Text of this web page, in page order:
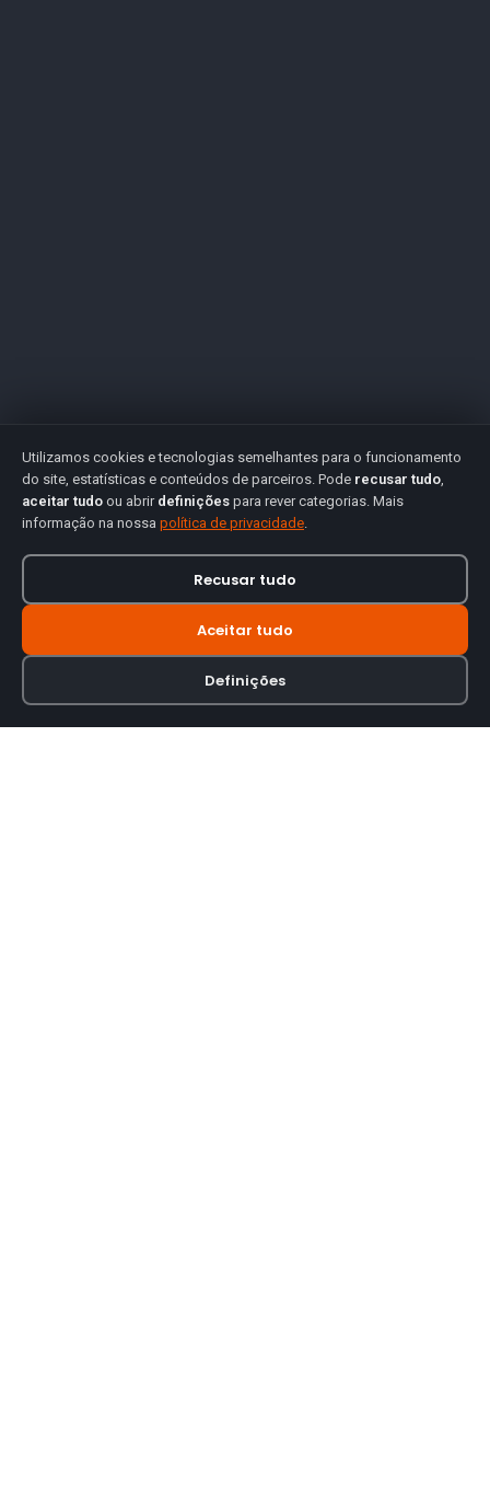
Utilizamos cookies e tecnologias semelhantes para o funcionamento
do site, estatísticas e conteúdos de parceiros. Pode recusar tudo,
aceitar tudo ou abrir definições para rever categorias. Mais
informação na nossa política de privacidade.
Recusar tudo
Aceitar tudo
Definições